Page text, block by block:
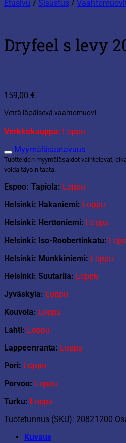
Etusivu / Sisustus /
Dryfeel s levy
159,00 €
Vettä läpäisevä vaahtomuovi
Verkkokauppa: Loppu
Myymäläsaatavuus
Tuotteiden myymäläsaldot vaihtelevat,
voida täysin taata.
Espoo: Tapiola: Loppu
Helsinki: Hakaniemi: Loppu
Helsinki: Herttoniemi: Loppu
Helsinki: Iso-Roobertinkatu:
Helsinki: Munkkiniemi: Loppu
Helsinki: Suutarila: Loppu
Jyväskyla: Loppu
Kouvola: Loppu
Lahti: Loppu
Lappeenranta: Loppu
Pori: Loppu
Porvoo: Loppu
Turku: Loppu
Tuotetunnus (SKU): 20821200
Kuvaus